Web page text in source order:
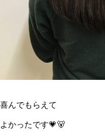
喜んでもらえて
よかったです💗🐻